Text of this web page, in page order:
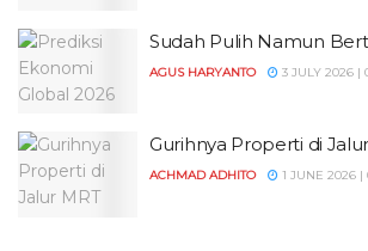
Sudah Pulih Namun
AGUS HARYANTO 3 JULY 2026 |
Gurihnya Properti di
ACHMAD ADHITO 1 JUNE 2026 |